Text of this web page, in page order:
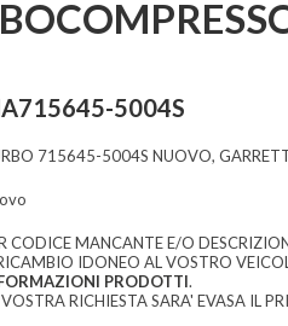
5004S
715645-5004S NUOVO,
CODICE MANCANTE E/O
IDONEO AL VOSTRO
PRODOTTI.
RICHIESTA SARA' EVASA IL